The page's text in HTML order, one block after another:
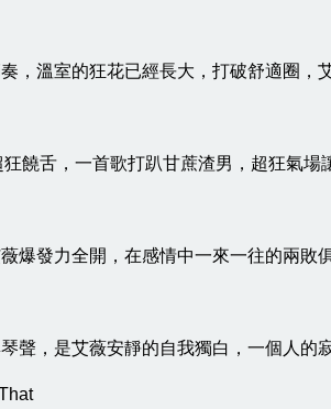
，溫室的狂花已經長大，打破舒適圈，
饒舌，一首歌打趴甘蔗渣男，超狂氣場
爆發力全開，在感情中一來一往的兩敗
聲，是艾薇安靜的自我獨白，一個人的